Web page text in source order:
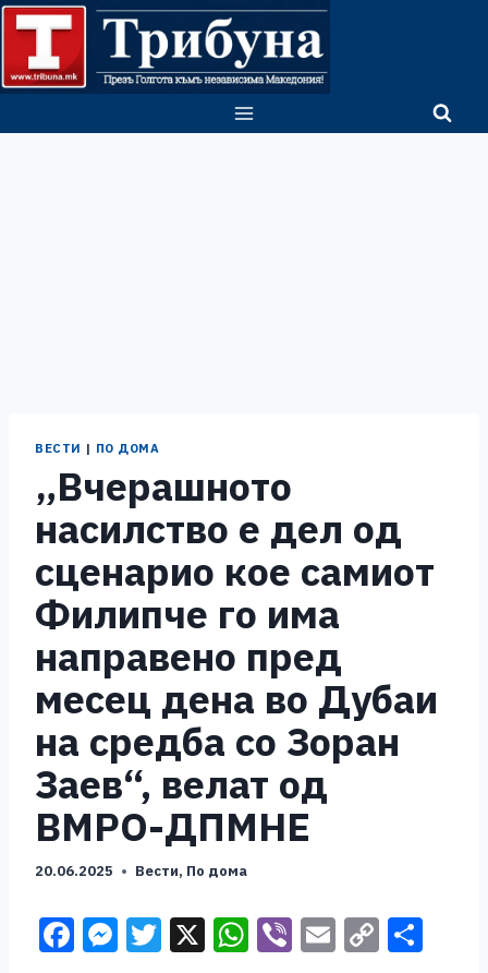
Skip
content
ВЕСТИ | ПО ДОМА
„Вчерашното
насилство е дел од
сценарио кое самиот
Филипче го има
направено пред
месец дена во Дубаи
на средба со Зоран
Заев“, велат од
ВМРО-ДПМНЕ
20.06.2025 Вести, По дома
F M T X W Vi E C